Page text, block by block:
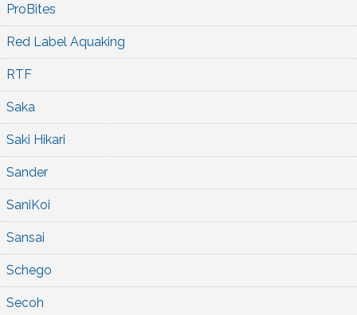
ProBites
Red Label Aquaking
RTF
Saka
Saki Hikari
Sander
SaniKoi
Sansai
Schego
Secoh